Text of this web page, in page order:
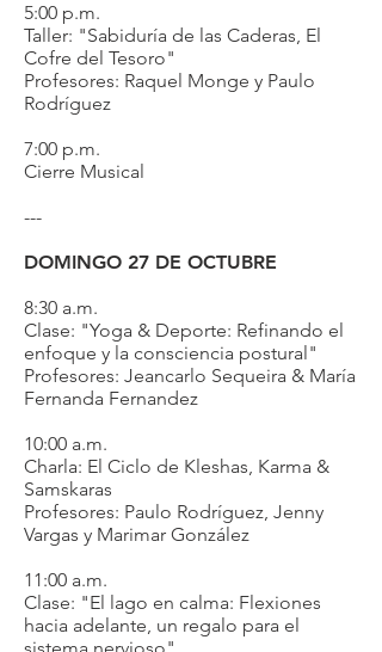
5:00 p.m.
Taller: "Sabiduría de las Caderas, El
Cofre del Tesoro"
Profesores: Raquel Monge y Paulo
Rodríguez
7:00 p.m.
Cierre Musical
---
DOMINGO 27 DE OCTUBRE
8:30 a.m.
Clase: "Yoga & Deporte: Refinando el
enfoque y la consciencia postural"
Profesores: Jeancarlo Sequeira & María
Fernanda Fernandez
10:00 a.m.
Charla: El Ciclo de Kleshas, Karma &
Samskaras
Profesores: Paulo Rodríguez, Jenny
Vargas y Marimar González
11:00 a.m.
Clase: "El lago en calma: Flexiones
hacia adelante, un regalo para el